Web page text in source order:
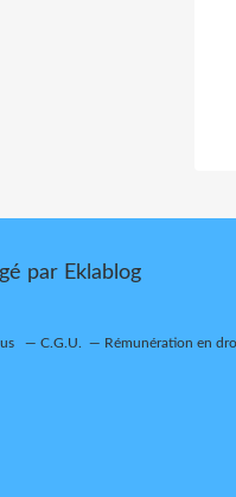
par Eklablog
C.G.U. Rémunération en